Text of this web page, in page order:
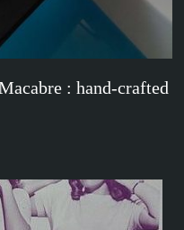
: hand-crafted